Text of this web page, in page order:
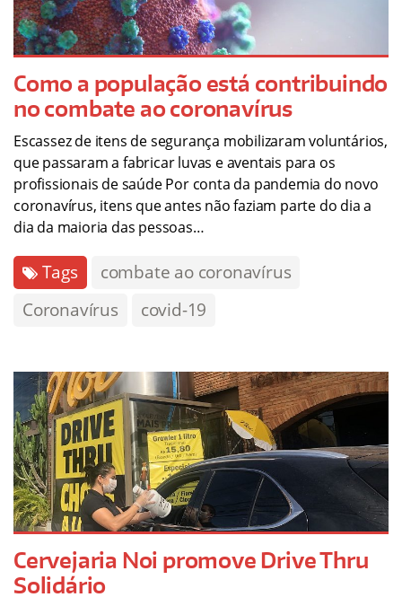
Como a população está contribuindo
no combate ao coronavírus
Escassez de itens de segurança mobilizaram voluntários,
que passaram a fabricar luvas e aventais para os
profissionais de saúde Por conta da pandemia do novo
coronavírus, itens que antes não faziam parte do dia a
dia da maioria das pessoas…
Tags
combate ao coronavírus
Coronavírus
covid-19
Cervejaria Noi promove Drive Thru
Solidário